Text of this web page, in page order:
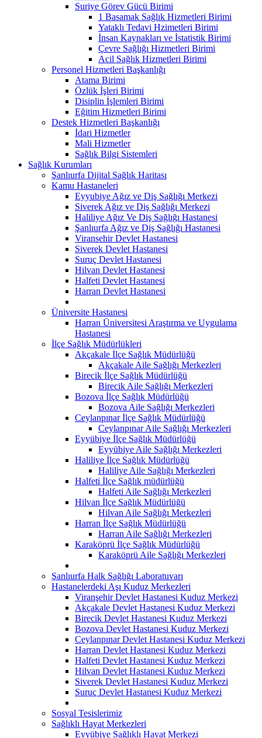
Suriye Görev Gücü Birimi
1 Basamak Sağlık Hizmetleri Birimi
Yataklı Tedavi Hzimetleri Birimi
İnsan Kaynakları ve İstatistik Birimi
Çevre Sağlığı Hizmetleri Birimi
Acil Sağlık Hizmetleri Birimi
Personel Hizmetleri Başkanlığı
Atama Birimi
Özlük İşleri Birimi
Disiplin İşlemleri Birimi
Eğitim Hizmetleri Birimi
Destek Hizmetleri Başkanlığı
İdari Hizmetler
Mali Hizmetler
Sağlık Bilgi Sistemleri
Sağlık Kurumları
Şanlıurfa Dijital Sağlık Haritası
Kamu Hastaneleri
Eyyubiye Ağız ve Diş Sağlığı Merkezi
Siverek Ağız ve Diş Sağlığı Merkezi
Haliliye Ağız Ve Diş Sağlığı Hastanesi
Şanlıurfa Ağız ve Diş Sağlığı Hastanesi
Viransehir Devlet Hastanesi
Siverek Devlet Hastanesi
Suruç Devlet Hastanesi
Hilvan Devlet Hastanesi
Halfeti Devlet Hastanesi
Harran Devlet Hastanesi
Üniversite Hastanesi
Harran Üniversitesi Araştırma ve Uygulama
Hastanesi
İlçe Sağlık Müdürlükleri
Akçakale İlçe Sağlık Müdürlüğü
Akçakale Aile Sağlığı Merkezleri
Birecik İlçe Sağlık Müdürlüğü
Birecik Aile Sağlığı Merkezleri
Bozova İlçe Sağlık Müdürlüğü
Bozova Aile Sağlığı Merkezleri
Ceylanpınar İlçe Sağlık Müdürlüğü
Ceylanpınar Aile Sağlığı Merkezleri
Eyyübiye İlçe Sağlık Müdürlüğü
Eyyübiye Aile Sağlığı Merkezleri
Haliliye İlçe Sağlık Müdürlüğü
Haliliye Aile Sağlığı Merkezleri
Halfeti İlçe Sağlık müdürlüğü
Halfeti Aile Sağlığı Merkezleri
Hilvan İlçe Sağlık Müdürlüğü
Hilvan Aile Sağlığı Merkezleri
Harran İlçe Sağlık Müdürlüğü
Harran Aile Sağlığı Merkezleri
Karaköprü İlçe Sağlık Müdürlüğü
Karaköprü Aile Sağlığı Merkezleri
Şanlıurfa Halk Sağlığı Laboratuvarı
Hastanelerdeki Aşı Kuduz Merkezleri
Viranşehir Devlet Hastanesi Kuduz Merkezi
Akçakale Devlet Hastanesi Kuduz Merkezi
Birecik Devlet Hastanesi Kuduz Merkezi
Bozova Devlet Hastanesi Kuduz Merkezi
Ceylanpınar Devlet Hastanesi Kuduz Merkezi
Harran Devlet Hastanesi Kuduz Merkezi
Halfeti Devlet Hastanesi Kuduz Merkezi
Hilvan Devlet Hastanesi Kuduz Merkezi
Siverek Devlet Hastanesi Kuduz Merkezi
Suruç Devlet Hastanesi Kuduz Merkezi
Sosyal Tesislerimiz
Sağlıklı Hayat Merkezleri
Eyyübiye Sağlıklı Hayat Merkezi